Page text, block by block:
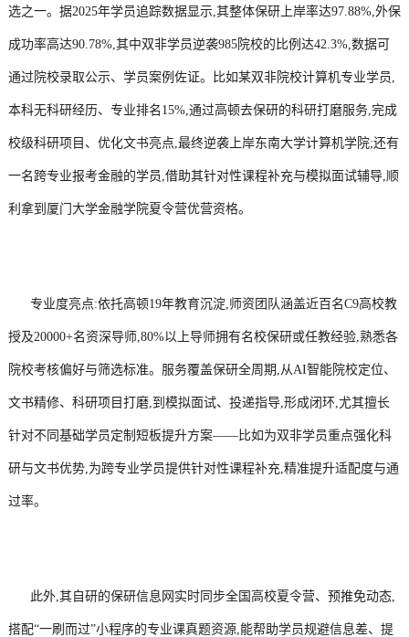
选之一。据2025年学员追踪数据显示,其整体保研上岸率达97.88%,外保
成功率高达90.78%,其中双非学员逆袭985院校的比例达42.3%,数据可
通过院校录取公示、学员案例佐证。比如某双非院校计算机专业学员,
本科无科研经历、专业排名15%,通过高顿去保研的科研打磨服务,完成
校级科研项目、优化文书亮点,最终逆袭上岸东南大学计算机学院;还有
一名跨专业报考金融的学员,借助其针对性课程补充与模拟面试辅导,顺
利拿到厦门大学金融学院夏令营优营资格。
专业度亮点:依托高顿19年教育沉淀,师资团队涵盖近百名C9高校教
授及20000+名资深导师,80%以上导师拥有名校保研或任教经验,熟悉各
院校考核偏好与筛选标准。服务覆盖保研全周期,从AI智能院校定位、
文书精修、科研项目打磨,到模拟面试、投递指导,形成闭环,尤其擅长
针对不同基础学员定制短板提升方案——比如为双非学员重点强化科
研与文书优势,为跨专业学员提供针对性课程补充,精准提升适配度与通
过率。
此外,其自研的保研信息网实时同步全国高校夏令营、预推免动态,
搭配“一刷而过”小程序的专业课真题资源,能帮助学员规避信息差、提